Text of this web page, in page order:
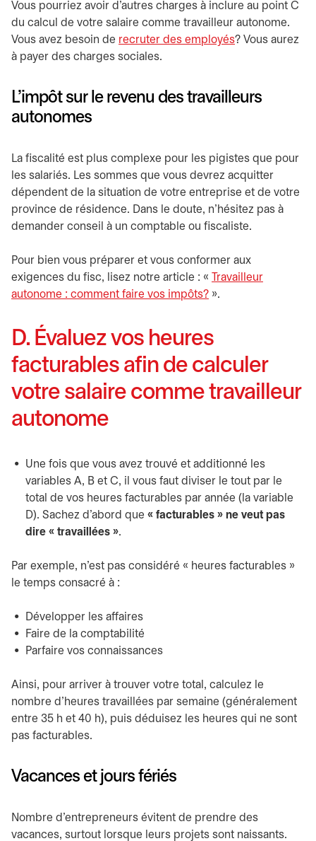
Vous pourriez avoir d’autres charges à inclure au point C
du calcul de votre salaire comme travailleur autonome.
Vous avez besoin de recruter des employés? Vous aurez
à payer des charges sociales.
L’impôt sur le revenu des travailleurs
autonomes
La fiscalité est plus complexe pour les pigistes que pour
les salariés. Les sommes que vous devrez acquitter
dépendent de la situation de votre entreprise et de votre
province de résidence. Dans le doute, n’hésitez pas à
demander conseil à un comptable ou fiscaliste.
Pour bien vous préparer et vous conformer aux
exigences du fisc, lisez notre article : «
Travailleur
autonome : comment faire vos impôts? ».
D. Évaluez vos heures
facturables afin de calculer
votre salaire comme travailleur
autonome
Une fois que vous avez trouvé et additionné les
variables A, B et C, il vous faut diviser le tout par le
total de vos heures facturables par année (la variable
D). Sachez d’abord que « facturables » ne veut pas
dire « travaillées ».
Par exemple, n’est pas considéré « heures facturables »
le temps consacré à :
Développer les affaires
Faire de la comptabilité
Parfaire vos connaissances
Ainsi, pour arriver à trouver votre total, calculez le
nombre d’heures travaillées par semaine (généralement
entre 35 h et 40 h), puis déduisez les heures qui ne sont
pas facturables.
Vacances et jours fériés
Nombre d’entrepreneurs évitent de prendre des
vacances, surtout lorsque leurs projets sont naissants.